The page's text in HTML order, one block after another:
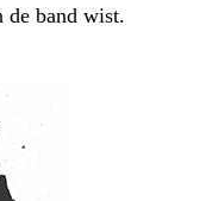
band wist.